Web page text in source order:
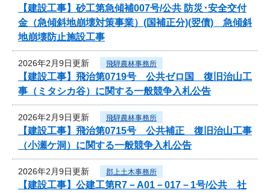
【建設工事】砂工第急傾補007号/公共 防災･安全交付
金（急傾斜地崩壊対策事業）(国補正分)(翌債) 急傾斜
地崩壊防止施設工事
2026年2月9日更新 飛騨農林事務所
【建設工事】飛治第0719号 公共ゼロ国 復旧治山工
事（ミタシカ谷）に関する一般競争入札公告
2026年2月9日更新 飛騨農林事務所
【建設工事】飛治第0715号 公共補正 復旧治山工事
（小瀬ケ洞）に関する一般競争入札公告
2026年2月9日更新 郡上土木事務所
【建設工事】公建工第R7－A01－017－1号/公共 社